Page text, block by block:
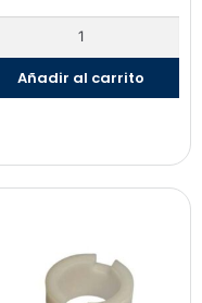
Añadir al carrito